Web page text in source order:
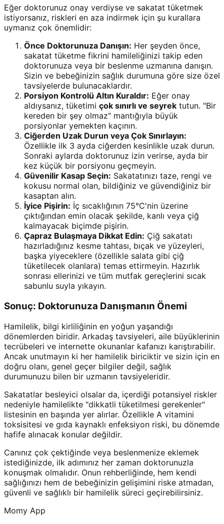
Eğer doktorunuz onay verdiyse ve sakatat tüketmek
istiyorsanız, riskleri en aza indirmek için şu kurallara
uymanız çok önemlidir:
Önce Doktorunuza Danışın: Her şeyden önce,
sakatat tüketme fikrini hamileliğinizi takip eden
doktorunuza veya bir beslenme uzmanına danışın.
Sizin ve bebeğinizin sağlık durumuna göre size özel
tavsiyelerde bulunacaklardır.
Porsiyon Kontrolü Altın Kuraldır: Eğer onay
aldıysanız, tüketimi çok sınırlı ve seyrek tutun. "Bir
kereden bir şey olmaz" mantığıyla büyük
porsiyonlar yemekten kaçının.
Ciğerden Uzak Durun veya Çok Sınırlayın:
Özellikle ilk 3 ayda ciğerden kesinlikle uzak durun.
Sonraki aylarda doktorunuz izin verirse, ayda bir
kez küçük bir porsiyonu geçmeyin.
Güvenilir Kasap Seçin: Sakatatınızı taze, rengi ve
kokusu normal olan, bildiğiniz ve güvendiğiniz bir
kasaptan alın.
İyice Pişirin: İç sıcaklığının 75°C'nin üzerine
çıktığından emin olacak şekilde, kanlı veya çiğ
kalmayacak biçimde pişirin.
Çapraz Bulaşmaya Dikkat Edin: Çiğ sakatatı
hazırladığınız kesme tahtası, bıçak ve yüzeyleri,
başka yiyeceklere (özellikle salata gibi çiğ
tüketilecek olanlara) temas ettirmeyin. Hazırlık
sonrası ellerinizi ve tüm mutfak gereçlerini sıcak
sabunlu suyla yıkayın.
Sonuç: Doktorunuza Danışmanın Önemi
Hamilelik, bilgi kirliliğinin en yoğun yaşandığı
dönemlerden biridir. Arkadaş tavsiyeleri, aile büyüklerinin
tecrübeleri ve internette okunanlar kafanızı karıştırabilir.
Ancak unutmayın ki her hamilelik biriciktir ve sizin için en
doğru olanı, genel geçer bilgiler değil, sağlık
durumunuzu bilen bir uzmanın tavsiyeleridir.
Sakatatlar besleyici olsalar da, içerdiği potansiyel riskler
nedeniyle hamilelikte "dikkatli tüketilmesi gerekenler"
listesinin en başında yer alırlar. Özellikle A vitamini
toksisitesi ve gıda kaynaklı enfeksiyon riski, bu dönemde
hafife alınacak konular değildir.
Canınız çok çektiğinde veya beslenmenize eklemek
istediğinizde, ilk adımınız her zaman doktorunuzla
konuşmak olmalıdır. Onun rehberliğinde, hem kendi
sağlığınızı hem de bebeğinizin gelişimini riske atmadan,
güvenli ve sağlıklı bir hamilelik süreci geçirebilirsiniz.
Momy App